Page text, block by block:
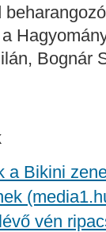
Bognár
a Bikini
vén